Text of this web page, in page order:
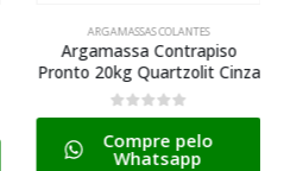
ARGAMASSAS COLANTES
Argamassa Contrapiso
Pronto 20kg Quartzolit Cinza
0de 5
Compre pelo
Whatsapp